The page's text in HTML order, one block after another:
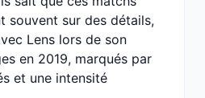
souvent sur des détails,
Lens lors de son
en 2019, marqués par
et une intensité